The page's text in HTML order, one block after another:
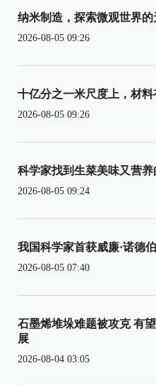
纳米制造，探索微观世界的
2026-08-05 09:26
十亿分之一米尺度上，材料
2026-08-05 09:26
科学家找到生菜美味又营
2026-08-05 09:24
我国科学家首获威廉·诺德
2026-08-05 07:40
石墨烯堆垛难题被攻克 有
展
2026-08-04 03:05